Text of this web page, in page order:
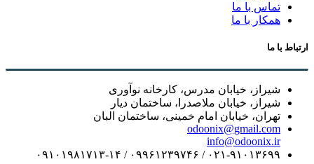
تماس با ما
همکار با ما
ارتباط با ما
شیراز، خیابان مدرس، کارخانه نوآوری
شیراز، خیابان ملاصدرا، ساختمان دیار
تهران، خیابان امام خمینی، ساختمان البان
odoonix@gmail.com
info@odoonix.ir
۰۲۱-۹۱۰۱۳۶۹۹ / ۰۹۹۶۱۲۳۹۷۴۶ / ۰۹۱۰۱۹۸۱۷۱۳-۱۴